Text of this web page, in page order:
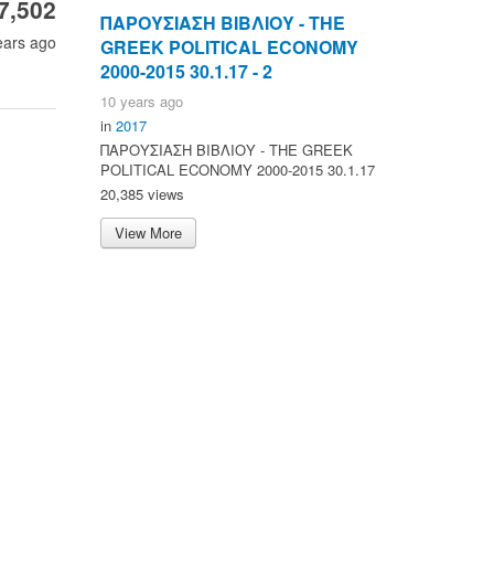
ago
ΠΑΡΟΥΣΙΑΣΗ ΒΙΒΛΙΟΥ - ΤΗΕ
GREEK POLITICAL ECONOMY
2000-2015 30.1.17 - 2
10 years ago
in 2017
ΠΑΡΟΥΣΙΑΣΗ ΒΙΒΛΙΟΥ - ΤΗΕ GREEK
POLITICAL ECONOMY 2000-2015 30.1.17
20,385 views
View More